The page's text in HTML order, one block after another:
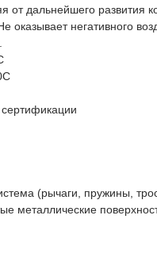
от дальнейшего развития
негативного
(рычаги, пружины,
металлические